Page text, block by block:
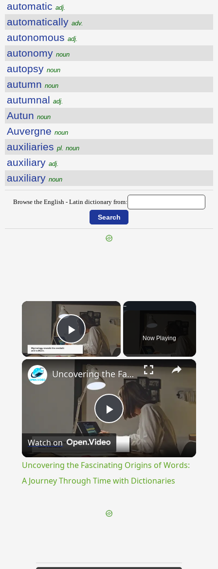
automatic adj.
automatically adv.
autonomous adj.
autonomy noun
autopsy noun
autumn noun
autumnal adj.
Autun noun
Auvergne noun
auxiliaries pl. noun
auxiliary adj.
auxiliary noun
Browse the English - Latin dictionary from:
×
Play Video Now Playing
×
Play
Video
Uncovering the Fascinating Origins of Words: A Journey Through Time with Dictionaries
Watch on
Uncovering the Fascinating Origins of Words:
A Journey Through Time with Dictionaries